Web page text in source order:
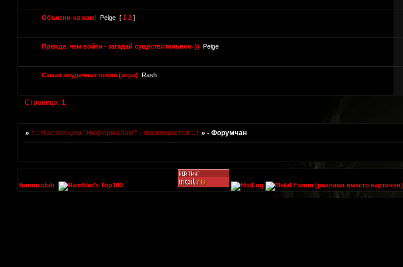
Объясни-ка нам! Peige [ 1 2 ]
Прежде, чем войти - загадай существительное=)) Peige
Самая неудачная песня (игра) Rash
Страница:1
»†.: Настоящим "Неформалам" - посвящается :.† »- Форумчан
Yummi.club [реклама вместо картинки]